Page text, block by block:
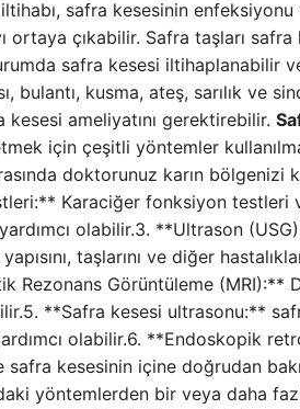
safra kesesinin
ortaya çıkabilir. Safra taşları
safra kesesi iltihaplanabilir
bulantı, kusma, ateş, sarılık ve
ameliyatını gerektirebilir.
için çeşitli yöntemler
doktorunuz karın bölgenizi
Karaciğer fonksiyon testleri
olabilir.3. **Ultrason
taşlarını ve diğer
Rezonans Görüntüleme (MRI):**
**Safra kesesi ultrasonu:**
olabilir.6. **Endoskopik
kesesinin içine doğrudan
yöntemlerden bir veya daha